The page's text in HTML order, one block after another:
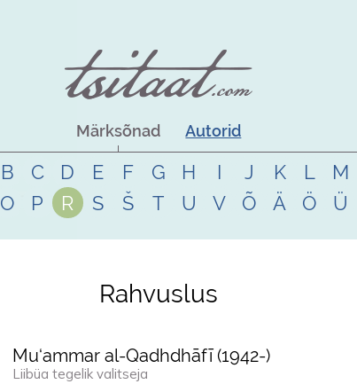
Märksõnad Autorid
B C D E F G H I J K L
M
O P R S Š T U V Õ Ä Ö Ü
Rahvuslus
Mu‘ammar al-Qadhdhāfī (1942-)
Liibüa tegelik valitseja